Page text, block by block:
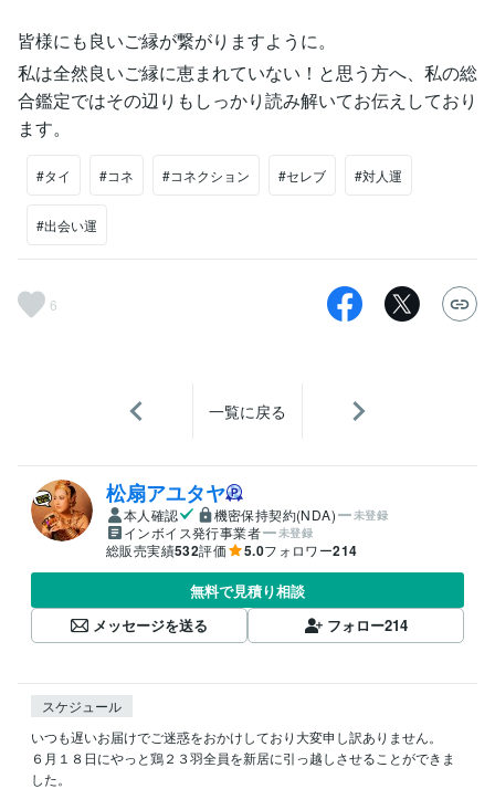
皆様にも良いご縁が繋がりますように。
私は全然良いご縁に恵まれていない！と思う方へ、私の総
合鑑定ではその辺りもしっかり読み解いてお伝えしており
ます。
#タイ #コネ #コネクション #セレブ #対人運
#出会い運
6
一覧に戻る
松扇アユタヤ
本人確認 機密保持契約(NDA) 未登録
インボイス発行事業者 未登録
総販売実績532評価 5.0フォロワー214
無料で見積り相談
メッセージを送る
フォロー214
スケジュール
いつも遅いお届けでご迷惑をおかけしており大変申し訳ありません。
６月１８日にやっと鶏２３羽全員を新居に引っ越しさせることができま
した。